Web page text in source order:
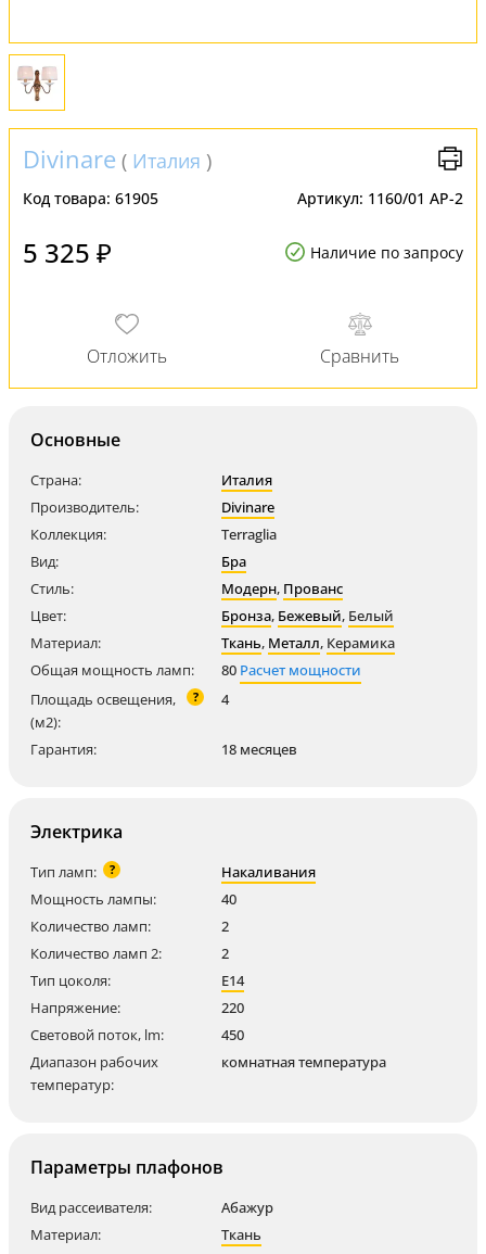
Divinare ( Италия )
Код товара: 61905 Артикул: 1160/01 AP-2
5 325 ₽ Наличие по запросу
Основные
Страна:
Италия
Производитель:
Divinare
Коллекция:
Terraglia
Вид:
Бра
Стиль:
Модерн, Прованс
Цвет:
Бронза, Бежевый, Белый
Материал:
Ткань, Металл, Керамика
Общая мощность ламп:
80 Расчет мощности
Площадь освещения,
(м2):
? 4
Гарантия: 18 месяцев
Электрика
Тип ламп: ?
Накаливания
Мощность лампы:
40
Количество ламп:
2
Количество ламп 2:
2
Тип цоколя:
E14
Напряжение:
220
Световой поток, lm:
450
Диапазон рабочих
температур:
комнатная температура
Параметры плафонов
Вид рассеивателя:
Абажур
Материал:
Ткань